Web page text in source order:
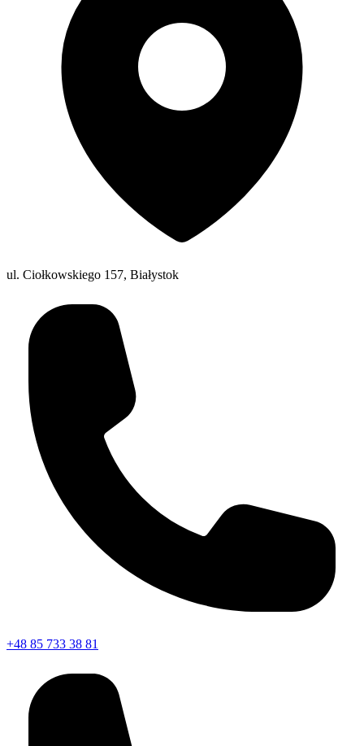
ul. Ciołkowskiego 157, Białystok
+48 85 733 38 81